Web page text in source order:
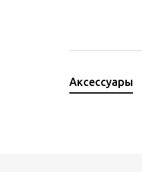
Аксессуары